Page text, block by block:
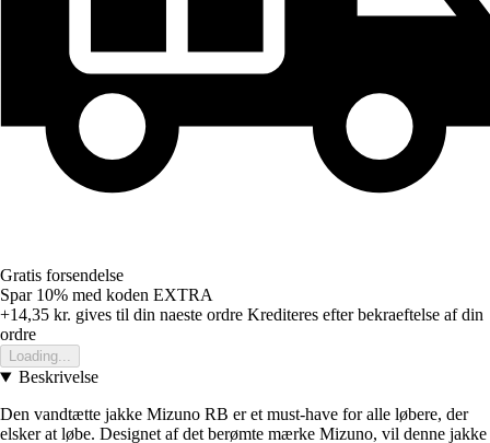
Gratis forsendelse
Spar 10% med koden EXTRA
+14,35 kr. gives til din naeste ordre Krediteres efter bekraeftelse af din
ordre
Loading...
Beskrivelse
Den vandtætte jakke Mizuno RB er et must-have for alle løbere, der
elsker at løbe. Designet af det berømte mærke Mizuno, vil denne jakke